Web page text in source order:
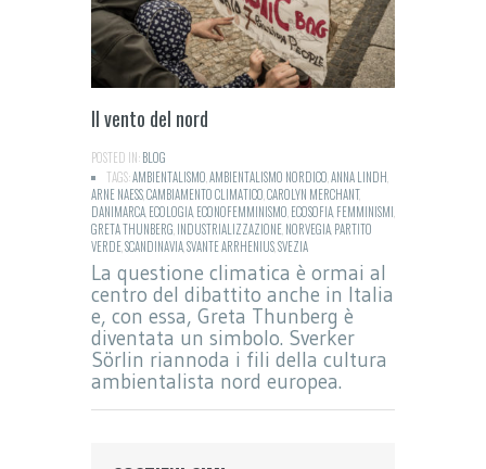
Il vento del nord
POSTED IN:BLOG
TAGS:AMBIENTALISMO AMBIENTALISMO NORDICO ANNA LINDH
ARNE NAESSCAMBIAMENTO CLIMATICO CAROLYN MERCHANT,
DANIMARCA ECOLOGIA ECONOFEMMINISMO ECOSOFIA FEMMINISMI
GRETA THUNBERG INDUSTRIALIZZAZIONE NORVEGIA PARTITO
VERDESCANDINAVIASVANTE ARRHENIUSSVEZIA
La questione climatica è ormai al
centro del dibattito anche in Italia
e, con essa, Greta Thunberg è
diventata un simbolo. Sverker
Sörlin riannoda i fili della cultura
ambientalista nord europea.